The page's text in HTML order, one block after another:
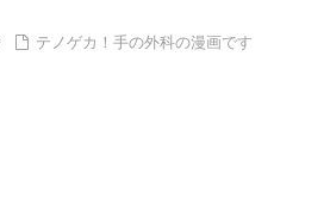
テノゲカ！手の外科の漫画です